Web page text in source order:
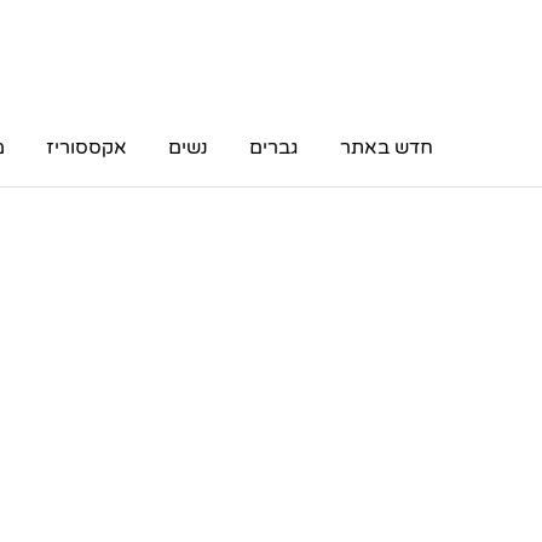
חדש באתר גברים נשים אקססוריז